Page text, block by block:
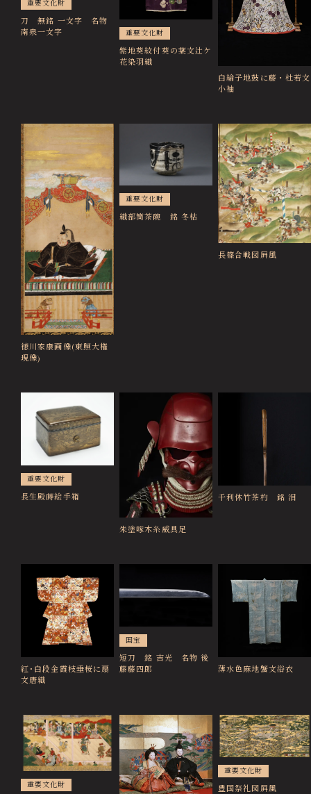
Related Facilities
Hosa Library
名古屋市蓬左文庫（公開文庫）
Hozentei Restaurant
日本料理 宝善亭
Tokugawaen Area General
Information Site
徳川園エリア総合インフォメーションサイト
Garden Restaurant Tokugawaen
ガーデンレストラン徳川園（フランス料理）
Sozanso Café
蘇山荘（和カフェ）
ザ ミュージアムカフェ
オンラインチケット オンラインショップ
@tokubi_museumshop
重要文化財
刀 無銘 一文字 名物
南泉一文字
重要文化財
紫地葵紋付葵の葉文辻ケ
花染羽織
白綸子地鼓に藤・杜若文
小袖
徳川家康画像(東照大権
現像)
重要文化財
織部筒茶碗 銘 冬枯
長篠合戦図屛風
重要文化財
長生殿蒔絵手箱
朱塗啄木糸威具足
千利休竹茶杓 銘 泪
紅･白段金霞枝垂桜に扇
文唐織
国宝
短刀 銘 吉光 名物 後
藤藤四郎
薄水色麻地蟹文浴衣
重要文化財
重要文化財
豊国祭礼図屛風